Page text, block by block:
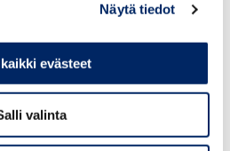
Näytä tiedot
evästeet
valinta
esitykseksi